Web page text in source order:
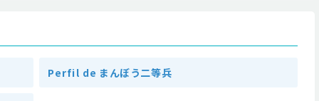
Perfil de まんぼう二等兵